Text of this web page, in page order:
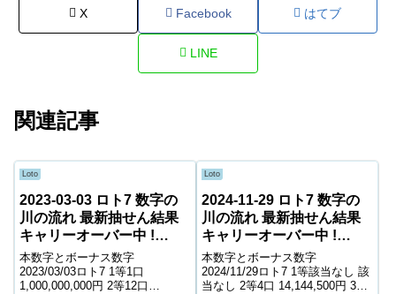
X Facebook はてブ
LINE
関連記事
Loto
2023-03-03 ロト7 数字の
川の流れ 最新抽せん結果
キャリーオーバー中 !
1,304,641,875円
本数字とボーナス数字
2023/03/03ロト7 1等1口
1,000,000,000円 2等12口
Loto
2024-11-29 ロト7 数字の
川の流れ 最新抽せん結果
キャリーオーバー中 !
342,553,405円
本数字とボーナス数字
2024/11/29ロト7 1等該当なし 該
当なし 2等4口 14,144,500円 3等